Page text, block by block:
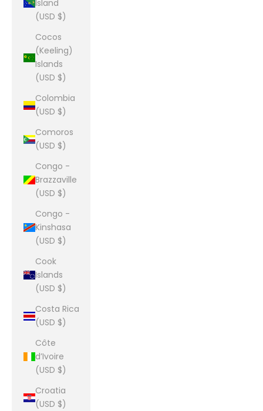
Island
(USD $)
Cocos
(Keeling)
Islands
(USD $)
Colombia
(USD $)
Comoros
(USD $)
Congo -
Brazzaville
(USD $)
Congo -
Kinshasa
(USD $)
Cook
Islands
(USD $)
Costa Rica
(USD $)
Côte
d’Ivoire
(USD $)
Croatia
(USD $)